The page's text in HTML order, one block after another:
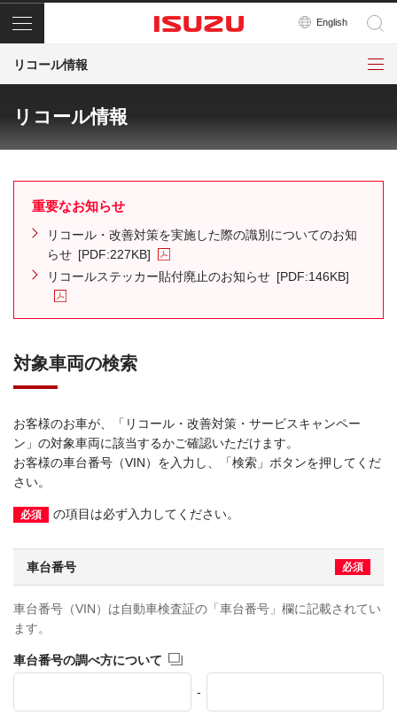
English
リコール情報
リコール情報
重要なお知らせ
リコール・改善対策を実施した際の識別についてのお知
らせ [PDF:227KB]
リコールステッカー貼付廃止のお知らせ [PDF:146KB]
対象車両の検索
お客様のお車が、「リコール・改善対策・サービスキャンペー
ン」の対象車両に該当するかご確認いただけます。
お客様の車台番号（VIN）を入力し、「検索」ボタンを押してくだ
さい。
必須 の項目は必ず入力してください。
車台番号 必須
車台番号（VIN）は自動車検査証の「車台番号」欄に記載されてい
ます。
車台番号の調べ方について
-